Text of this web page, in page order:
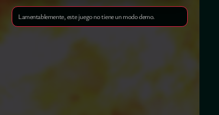
Lamentablemente, este juego no tiene un modo demo.